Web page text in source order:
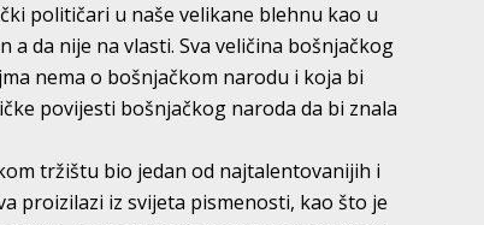
političari u naše velikane blehnu kao u
da nije na vlasti. Sva veličina bošnjačkog
nema o bošnjačkom narodu i koja bi
povijesti bošnjačkog naroda da bi znala
tržištu bio jedan od najtalentovanijih i
proizilazi iz svijeta pismenosti, kao što je